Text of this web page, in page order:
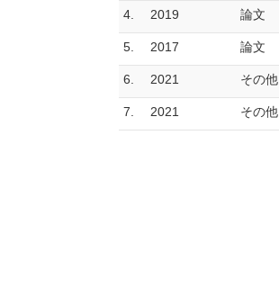
4. 2019 論文
5. 2017 論文
6. 2021 その他
7. 2021 その他